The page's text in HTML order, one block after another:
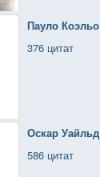
Пауло Коэльо
376 цитат
Оскар Уайльд
586 цитат